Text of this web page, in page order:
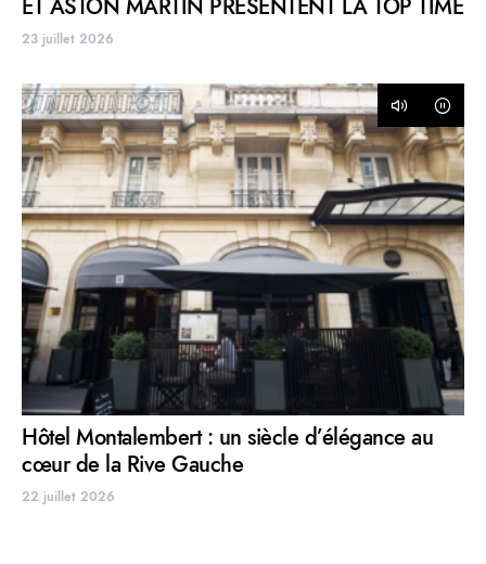
ET ASTON MARTIN PRÉSENTENT LA TOP TIME
23 juillet 2026
Hôtel Montalembert : un siècle d’élégance au
cœur de la Rive Gauche
22 juillet 2026